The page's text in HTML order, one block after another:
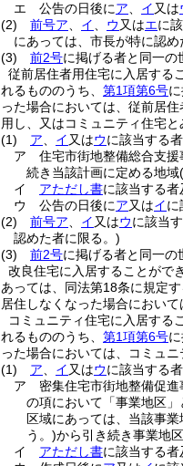
エ
公告の日後にア イ 又は
(2)
前号ア イ ウ 又はエに
にあっては、市長が特に認
(3)
前2号に掲げる者と同一の
従前居住者用住宅に入居する
れるもののうち、 第1項第6号
った場合においては、従前居
用し、又はコミュニティ住宅と
(1)
ア イ 又はウに該当する
ア
住宅市街地整備総合支
続き当該計画に定める地域
イ
アただし書に該当する
ウ
公告の日後にア又はイに
(2)
前号ア イ 又はウに該当
認めた者に限る。)
(3)
前2号に掲げる者と同一の
改良住宅に入居することがで
あっては、同法第18条に規定
居住しなくなった場合におい
コミュニティ住宅に入居する
れるもののうち、 第1項第6号
った場合においては、コミュ
(1)
ア イ 又はウに該当する
ア
密集住宅市街地整備促
の項において「事業地区」
区域にあっては、当該事
う。)から引き続き事業地
イ
アただし書に該当する